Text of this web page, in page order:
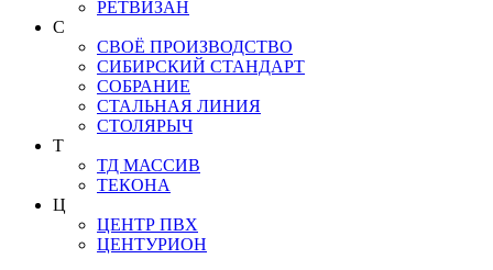
РЕТВИЗАН
С
СВОЁ ПРОИЗВОДСТВО
СИБИРСКИЙ СТАНДАРТ
СОБРАНИЕ
СТАЛЬНАЯ ЛИНИЯ
СТОЛЯРЫЧ
Т
ТД МАССИВ
ТЕКОНА
Ц
ЦЕНТР ПВХ
ЦЕНТУРИОН